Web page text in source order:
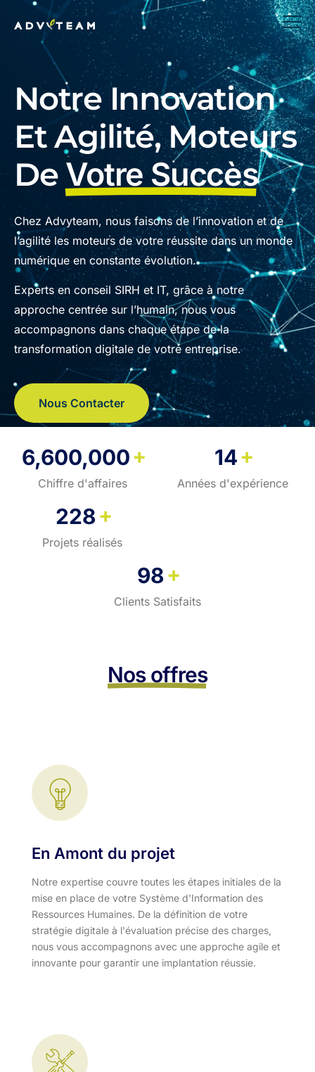
Notre Innovation
Et Agilité, Moteurs
De Votre Succès
Chez Advyteam, nous faisons de l’innovation et de
l’agilité les moteurs de votre réussite dans un monde
numérique en constante évolution.
Experts en conseil SIRH et IT, grâce à notre
approche centrée sur l’humain, nous vous
accompagnons dans chaque étape de la
transformation digitale de votre entreprise.
Nous Contacter
6,600,000+
Chiffre d'affaires
14+
Années d'expérience
228+
Projets réalisés
98+
Clients Satisfaits
Nos offres
En Amont du projet
Notre expertise couvre toutes les étapes initiales de la
mise en place de votre Système d'Information des
Ressources Humaines. De la définition de votre
stratégie digitale à l'évaluation précise des charges,
nous vous accompagnons avec une approche agile et
innovante pour garantir une implantation réussie.